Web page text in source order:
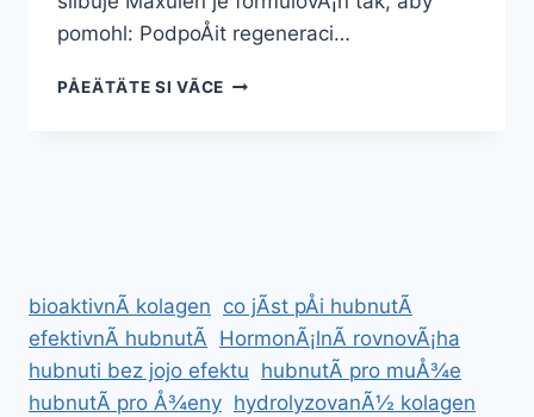
pomohl: PodpoÅit regeneraci…
PÅEÄTÄTE SI VÃ­CEMAXULEN
bioaktivnÃ­ kolagen co jÃ­st pÅi hubnutÃ­
efektivnÃ­ hubnutÃ­ HormonÃ¡lnÃ­ rovnovÃ¡ha
hubnuti bez jojo efektu hubnutÃ­ pro muÅ¾e
hubnutÃ­ pro Å¾eny hydrolyzovanÃ½ kolagen